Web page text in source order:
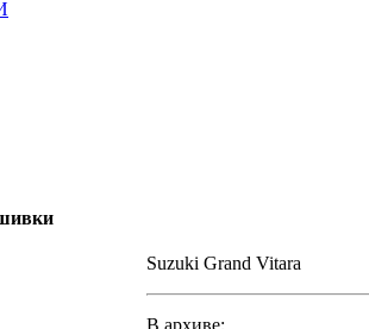
Suzuki Grand Vitara
В архиве: